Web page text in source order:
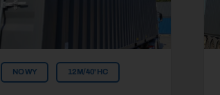
NOWY 12M/40'HC